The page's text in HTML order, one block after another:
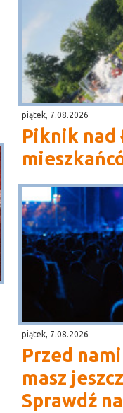
piątek, 7.08.2026
Piknik nad
piątek, 7.08.2026
Przed
masz
Sprawdź